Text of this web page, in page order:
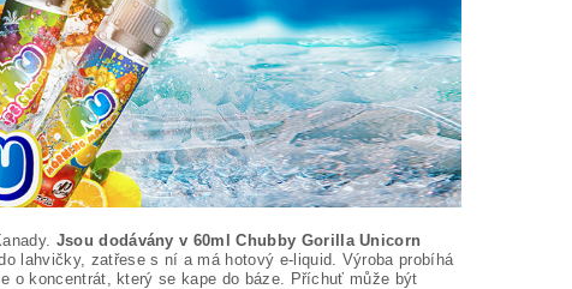
Jsou dodávány v 60ml Chubby Gorilla Unicorn
lahvičky, zatřese s ní a má hotový e-liquid. Výroba probíhá
o koncentrát, který se kape do báze. Příchuť může být